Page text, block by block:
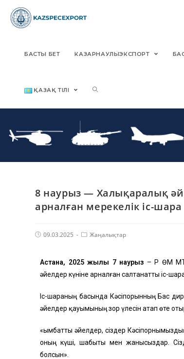
БАСТЫ БЕТ КАЗАРНАУЛЫЭКСПОРТ
ҚАЗАҚ ТІЛІ
8 наурыз — Халықаралық
арналған мерекелік іс-шара
09.03.2025 Жаңалықтар
Астана, 2025 жылғы 7 наурыз – ҚР ӨҚМ
әйелдер күніне арналған салтанатты іс-шара
Іс-шараның басында Кәсіпорынның Бас
әйелдер қауымының зор үлесін атап өте
«Қымбатты әйелдер, сіздер
оның күші, шабыты мен жанысыздар.
болсын».